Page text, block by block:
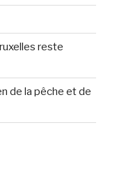
reste
de la pêche et de